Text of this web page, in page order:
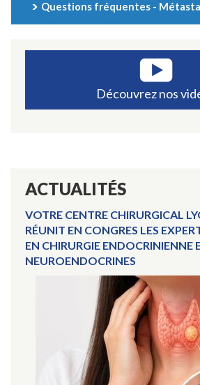
Questions fréquentes -
Découvrez nos
ACTUALITÉS
VOTRE CENTRE CHIRURGICAL
RÉUNIT EN CONGRES LES
EN CHIRURGIE ENDOCRINIENNE
NEUROENDOCRINES